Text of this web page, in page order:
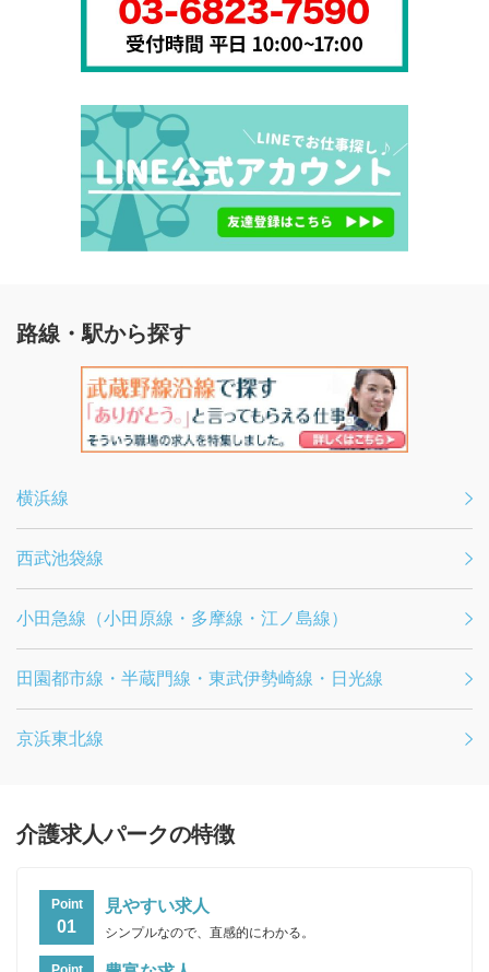
路線・駅から探す
横浜線
西武池袋線
小田急線（小田原線・多摩線・江ノ島線）
田園都市線・半蔵門線・東武伊勢崎線・日光線
京浜東北線
介護求人パークの特徴
Point
01
見やすい求人
シンプルなので、直感的にわかる。